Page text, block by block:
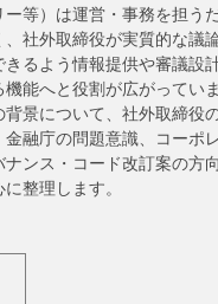
ー等）は運営・事務を担う
、社外取締役が実質的な議
きるよう情報提供や審議設
機能へと役割が広がってい
背景について、社外取締役
金融庁の問題意識、コーポ
ナンス・コード改訂案の方
に整理します。